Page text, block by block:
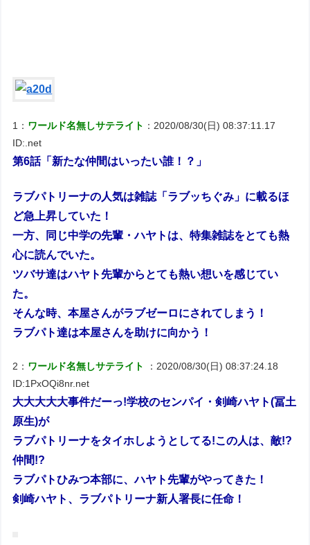
1： ワールド名無しサテライト ：2020/08/30(日) 08:37:11.17
ID:.net
第6話「新たな仲間はいったい誰！？」
ラブパトリーナの人気は雑誌「ラブッちぐみ」に載るほ
ど急上昇していた！
一方、同じ中学の先輩・ハヤトは、特集雑誌をとても熱
心に読んでいた。
ツバサ達はハヤト先輩からとても熱い想いを感じてい
た。
そんな時、本屋さんがラブゼーロにされてしまう！
ラブパト達は本屋さんを助けに向かう！
2： ワールド名無しサテライト
：2020/08/30(日) 08:37:24.18
ID:1PxOQi8nr.net
大大大大大事件だーっ!学校のセンパイ・剣崎ハヤト(冨土
原生)が
ラブパトリーナをタイホしようとしてる!この人は、敵!?
仲間!?
ラブパトひみつ本部に、ハヤト先輩がやってきた！
剣崎ハヤト、ラブパトリーナ新人署長に任命！